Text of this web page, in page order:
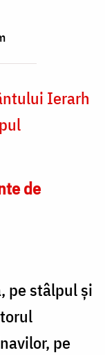
Ierarh
de
pe stâlpul și
pe